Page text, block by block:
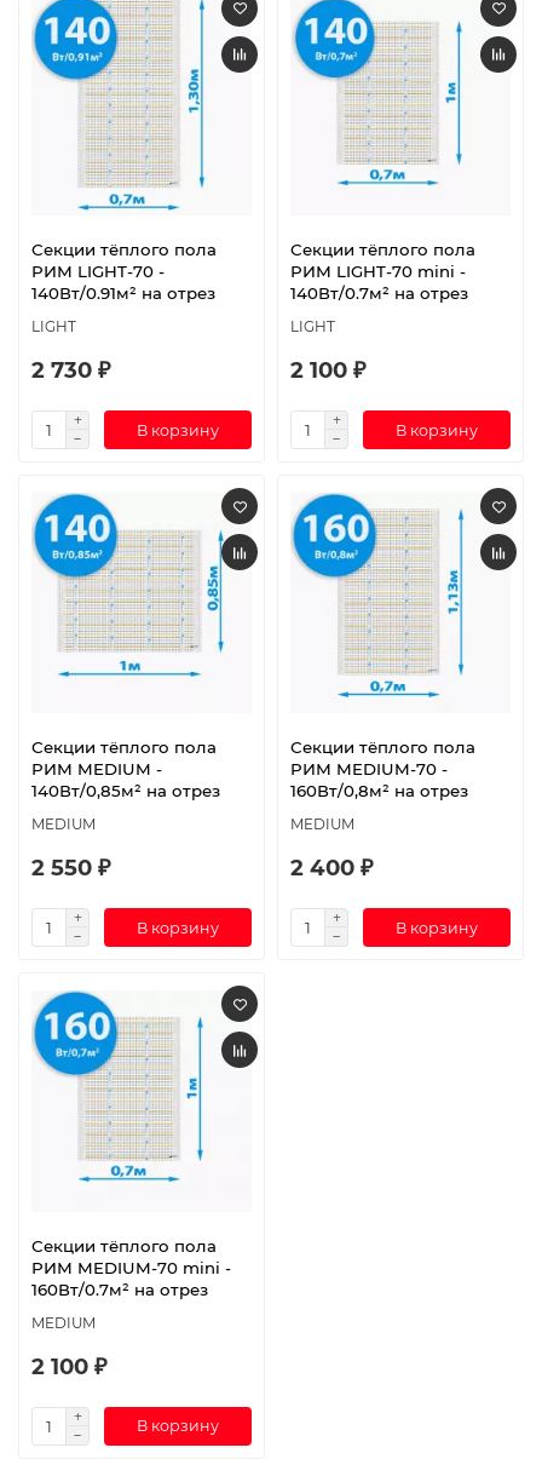
Секции тёплого пола
РИМ LIGHT-70 -
140Вт/0.91м² на отрез
LIGHT
2 730 ₽
В корзину
Секции тёплого пола
РИМ LIGHT-70 mini -
140Вт/0.7м² на отрез
LIGHT
2 100 ₽
В корзину
Секции тёплого пола
РИМ MEDIUM -
140Вт/0,85м² на отрез
MEDIUM
2 550 ₽
В корзину
Секции тёплого пола
РИМ MEDIUM-70 -
160Вт/0,8м² на отрез
MEDIUM
2 400 ₽
В корзину
Секции тёплого пола
РИМ MEDIUM-70 mini -
160Вт/0.7м² на отрез
MEDIUM
2 100 ₽
В корзину